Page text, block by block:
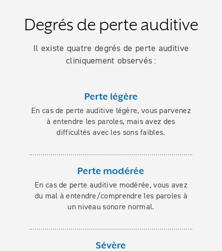
Degrés de perte auditive
Il existe quatre degrés de perte auditive
cliniquement observés :
Perte légère
En cas de perte auditive légère, vous parvenez
à entendre les paroles, mais avez des
difficultés avec les sons faibles.
Perte modérée
En cas de perte auditive modérée, vous avez
du mal à entendre/comprendre les paroles à
un niveau sonore normal.
Sévère